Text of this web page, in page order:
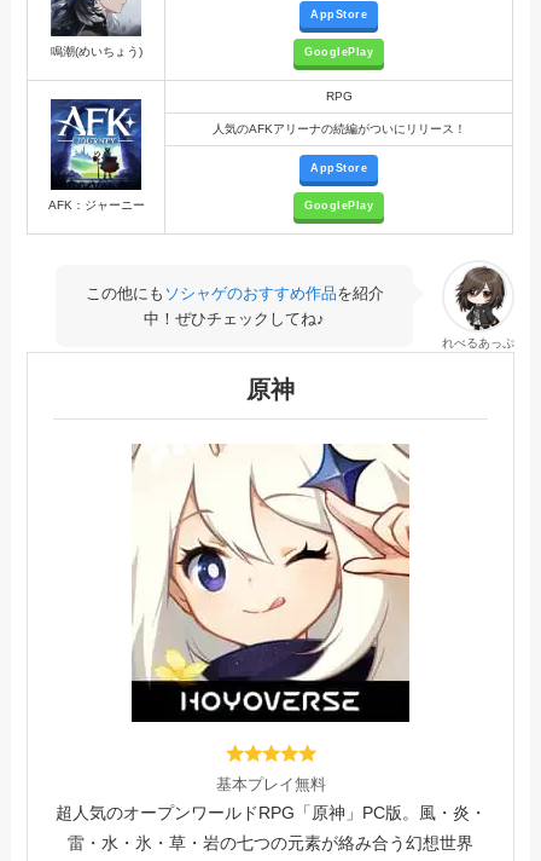
鳴潮(めいちょう)
AppStore
GooglePlay
AFK：ジャーニー
RPG
人気のAFKアリーナの続編がついにリリース！
AppStore
GooglePlay
れべるあっぷ
この他にも ソシャゲのおすすめ作品を紹介
中！ぜひチェックしてね♪
原神
基本プレイ無料
超人気のオープンワールドRPG「原神」PC版。風・炎・
雷・水・氷・草・岩の七つの元素が絡み合う幻想世界